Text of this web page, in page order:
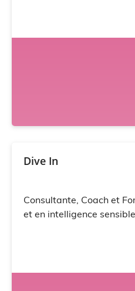
Dive In
Consultante, Coach et
et en intelligence sensible.